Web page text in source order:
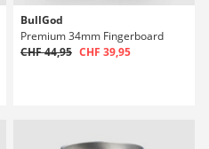
BullGod
Premium 34mm Fingerboard
CHF 44,95 CHF 39,95